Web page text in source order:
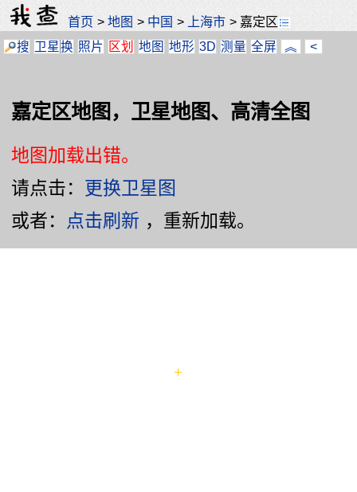
首页 >地图 > 中国 > 上海市 > 嘉定区
搜 卫星换 照片 区划 地图 地形 3D 测量 全屏 ︽ <
嘉定区地图，卫星地图、高清全图
地图加载出错。
请点击： 更换卫星图
或者： 点击刷新 ，重新加载。